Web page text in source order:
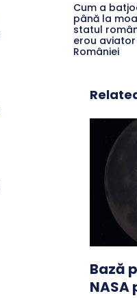
Cum a
până la
statul
erou
României
Bază
NASA